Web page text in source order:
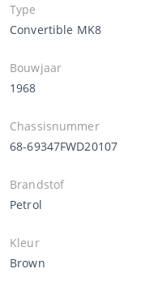
Type
Convertible MK8
Bouwjaar
1968
Chassisnummer
68-69347FWD20107
Brandstof
Petrol
Kleur
Brown